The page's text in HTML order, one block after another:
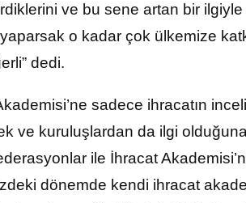
ve bu sene artan bir ilgiyle
o kadar çok ülkemize
dedi.
sadece ihracatın
ve kuruluşlardan da ilgi
ile İhracat
dönemde kendi ihracat